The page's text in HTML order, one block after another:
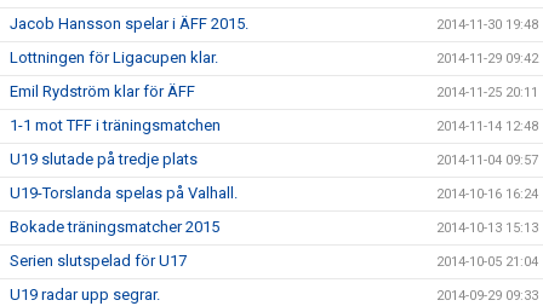
Jacob Hansson spelar i ÄFF 2015. 2014-11-30 19:48
Lottningen för Ligacupen klar. 2014-11-29 09:42
Emil Rydström klar för ÄFF 2014-11-25 20:11
1-1 mot TFF i träningsmatchen 2014-11-14 12:48
U19 slutade på tredje plats 2014-11-04 09:57
U19-Torslanda spelas på Valhall. 2014-10-16 16:24
Bokade träningsmatcher 2015 2014-10-13 15:13
Serien slutspelad för U17 2014-10-05 21:04
U19 radar upp segrar. 2014-09-29 09:33